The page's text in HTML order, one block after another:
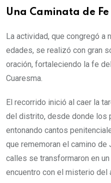
Una Caminata de
La actividad, que congregó
edades, se realizó con gran
oración, fortaleciendo la fe
Cuaresma.
El recorrido inició al caer la
del distrito, desde donde los
entonando cantos
que rememoran el camino de
calles se transformaron en
encuentro con el misterio del